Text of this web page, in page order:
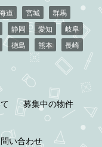
道 宮城
群馬
静岡 愛知
岐阜
徳島 熊本
長崎
募集中の物件
い合わせ